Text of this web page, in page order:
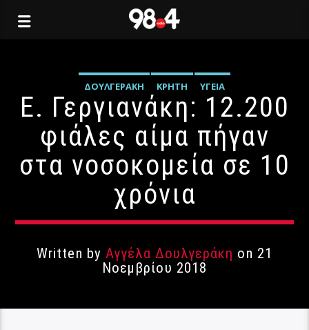
ΔΟΥΛΓΕΡΆΚΗ ΚΡΉΤΗ ΥΓΕΊΑ
Ε. Γεργιανάκη: 12.200
φιάλες αίμα πήγαν
στα νοσοκομεία σε 10
χρόνια
Written by Αγγέλα Δουλγεράκη on 21
Νοεμβρίου 2018